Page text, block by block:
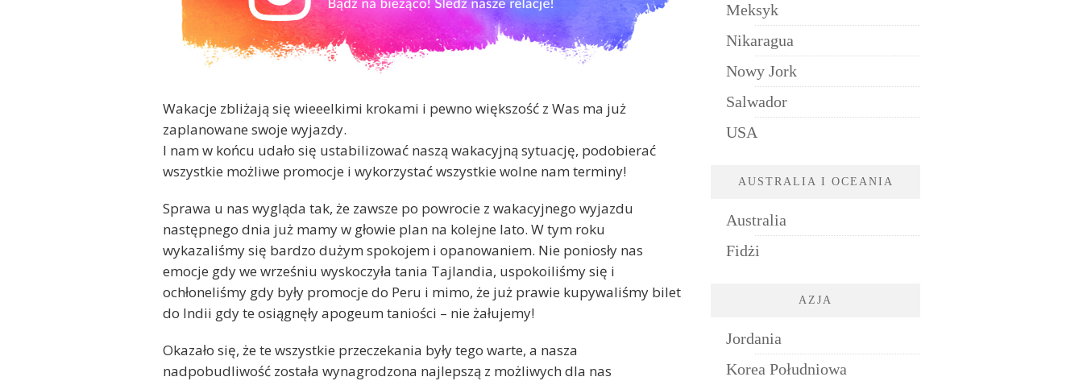
Wakacje zbliżają się wieeelkimi krokami i pewno większość z Was ma już
zaplanowane swoje wyjazdy.
I nam w końcu udało się ustabilizować naszą wakacyjną sytuację, podobierać
wszystkie możliwe promocje i wykorzystać wszystkie wolne nam terminy!
Sprawa u nas wygląda tak, że zawsze po powrocie z wakacyjnego wyjazdu
następnego dnia już mamy w głowie plan na kolejne lato. W tym roku
wykazaliśmy się bardzo dużym spokojem i opanowaniem. Nie poniosły nas
emocje gdy we wrześniu wyskoczyła tania Tajlandia, uspokoiliśmy się i
ochłoneliśmy gdy były promocje do Peru i mimo, że już prawie kupywaliśmy bilet
do Indii gdy te osiągnęły apogeum taniości – nie żałujemy!
Okazało się, że te wszystkie przeczekania były tego warte, a nasza
nadpobudliwość została wynagrodzona najlepszą z możliwych dla nas
Meksyk
Nikaragua
Nowy Jork
Salwador
USA
AUSTRALIA I OCEANIA
Australia
Fidżi
AZJA
Jordania
Korea Południowa